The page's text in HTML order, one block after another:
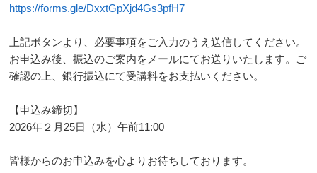
https://forms.gle/DxxtGpXjd4Gs3pfH7
上記ボタンより、必要事項をご入力のうえ送信してください。
お申込み後、振込のご案内をメールにてお送りいたします。ご
確認の上、銀行振込にて受講料をお支払いください。
【申込み締切】
2026年２月25日（水）午前11:00
皆様からのお申込みを心よりお待ちしております。